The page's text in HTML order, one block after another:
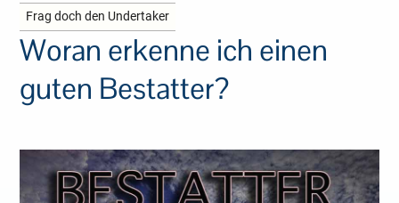
Frag doch den Undertaker
Woran erkenne ich einen
guten Bestatter?